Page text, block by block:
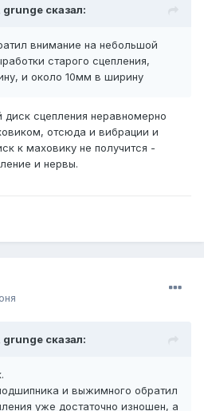
сказал:
внимание на небольшой
старого сцепления,
и около 10мм в ширину
сцепления неравномерно
отсюда и вибрации и
к маховику не получится -
и нервы.
сказал:
и выжимного обратил
уже достаточно изношен, а